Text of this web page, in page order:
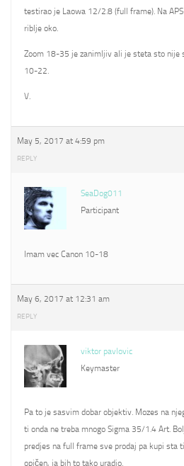
testirao je Laowa 12/2.8 (full frame). Na
riblje oko.
Zoom 18-35 je zanimljiv ali je steta sto nije
10-22.
V.
May 5, 2017 at 4:59 pm
REPLY
SeaDog011
Participant
Imam vec Canon 10-18
May 6, 2017 at 12:31 am
REPLY
viktor pavlovic
Keymaster
Pa to je sasvim dobar objektiv. Mozes na
ti onda ne treba mnogo Sigma 35/1.4 Art.
predjes na full frame sve prodaj pa kupi sta
opičen, ja bih to tako uradio.